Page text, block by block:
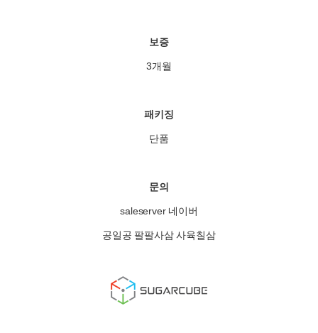
보증
3개월
패키징
단품
문의
saleserver 네이버
공일공 팔팔사삼 사육칠삼